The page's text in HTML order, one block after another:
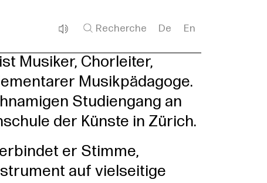
Recherche De En
Musiker, Chorleiter,
Musikpädagoge.
Studiengang an
der Künste in Zürich.
er Stimme,
auf vielseitige